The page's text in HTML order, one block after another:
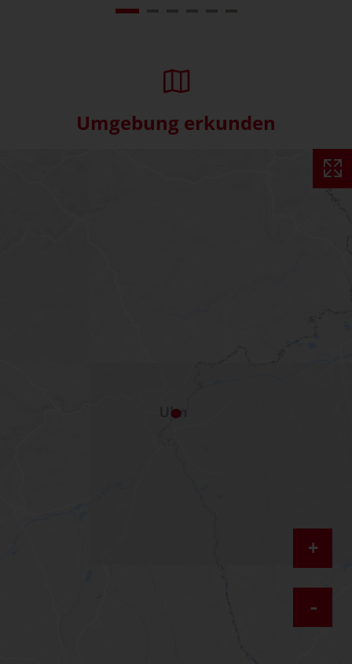
Umgebung erkunden
Interaktive Karte
+
-